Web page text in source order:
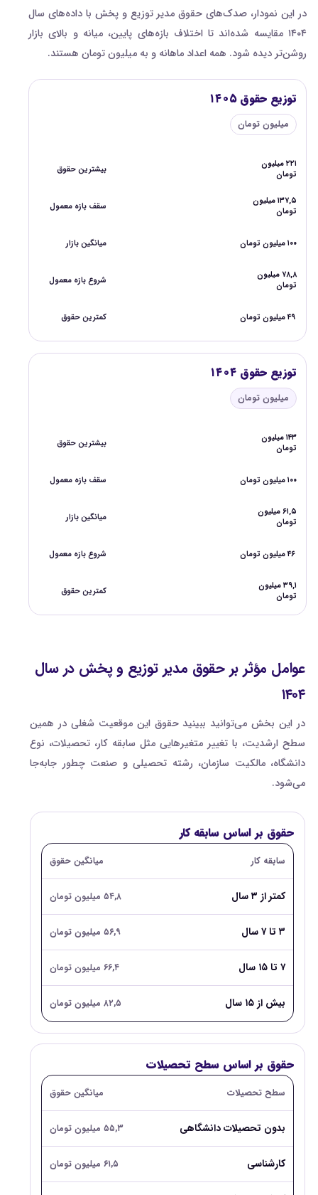
در این نمودار، صدک‌های حقوق مدیر توزیع و پخش با داده‌های سال
۱۴۰۴ مقایسه شده‌اند تا اختلاف بازه‌های پایین، میانه و بالای بازار
روشن‌تر دیده شود. همه اعداد ماهانه و به میلیون تومان هستند.
توزیع حقوق ۱۴۰۵
میلیون تومان
بیشترین حقوق
۲۲۱ میلیون
تومان
سقف بازه معمول
۱۳۷,۵ میلیون
تومان
میانگین بازار ۱۰۰ میلیون تومان
شروع بازه معمول
۷۸,۸ میلیون
تومان
کمترین حقوق ۴۹ میلیون تومان
توزیع حقوق ۱۴۰۴
میلیون تومان
بیشترین حقوق
۱۴۳ میلیون
تومان
سقف بازه معمول ۱۰۰ میلیون تومان
میانگین بازار
۶۱,۵ میلیون
تومان
شروع بازه معمول ۴۶ میلیون تومان
کمترین حقوق
۳۹,۱ میلیون
تومان
عوامل مؤثر بر حقوق مدیر توزیع و پخش در سال
۱۴۰۴
در این بخش می‌توانید ببینید حقوق این موقعیت شغلی در همین
سطح ارشدیت، با تغییر متغیرهایی مثل سابقه کار، تحصیلات، نوع
دانشگاه، مالکیت سازمان، رشته تحصیلی و صنعت چطور جابه‌جا
می‌شود.
حقوق بر اساس سابقه کار
سابقه کار میانگین حقوق
کمتر از ۳ سال ۵۴,۸ میلیون تومان
۳ تا ۷ سال ۵۶,۹ میلیون تومان
۷ تا ۱۵ سال ۶۶,۴ میلیون تومان
بیش از ۱۵ سال ۸۲,۵ میلیون تومان
حقوق بر اساس سطح تحصیلات
سطح تحصیلات میانگین حقوق
بدون تحصیلات دانشگاهی ۵۵,۳ میلیون تومان
کارشناسی ۶۱,۵ میلیون تومان